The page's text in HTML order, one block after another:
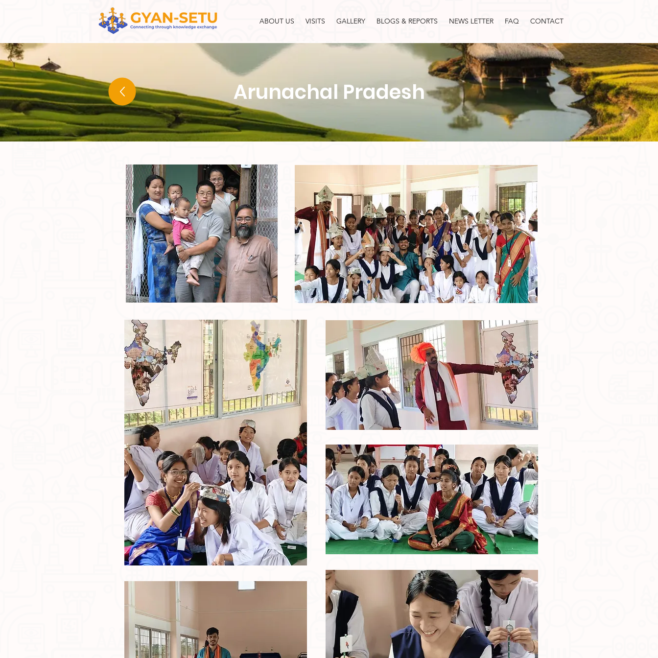
ABOUT US VISITS GALLERY BLOGS & REPORTS NEWS LETTER FAQ CONTACT
Arunachal Pradesh